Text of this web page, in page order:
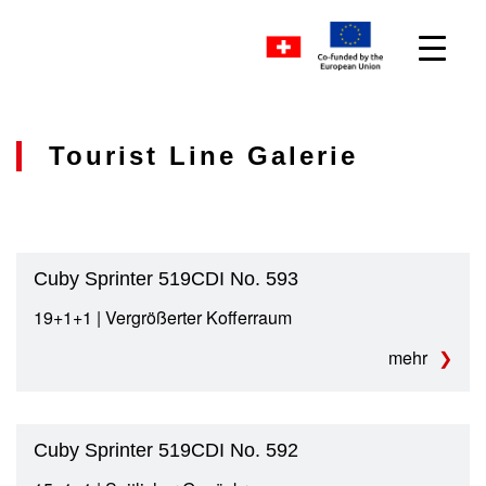
Tourist Line Galerie
Cuby Sprinter 519CDI No. 593
19+1+1 | Vergrößerter Kofferraum
mehr
Cuby Sprinter 519CDI No. 592